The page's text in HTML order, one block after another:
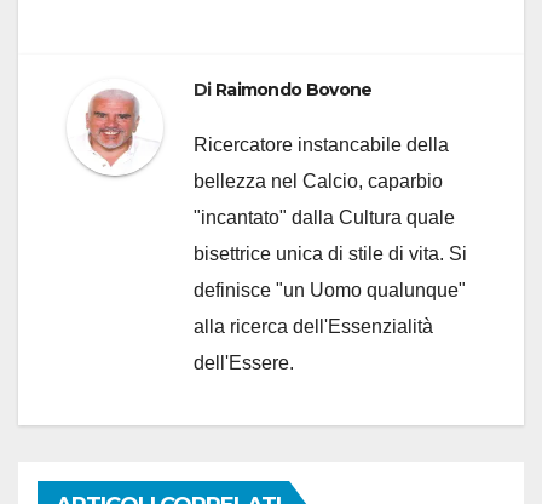
Di Raimondo Bovone
Ricercatore instancabile della
bellezza nel Calcio, caparbio
"incantato" dalla Cultura quale
bisettrice unica di stile di vita. Si
definisce "un Uomo qualunque"
alla ricerca dell'Essenzialità
dell'Essere.